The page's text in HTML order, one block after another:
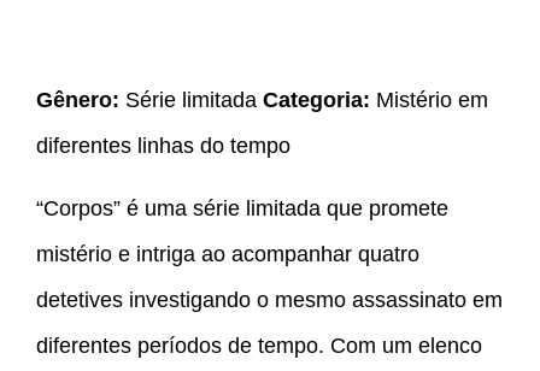
Gênero: Série limitada Categoria: Mistério em
diferentes linhas do tempo
“Corpos” é uma série limitada que promete
mistério e intriga ao acompanhar quatro
detetives investigando o mesmo assassinato em
diferentes períodos de tempo. Com um elenco